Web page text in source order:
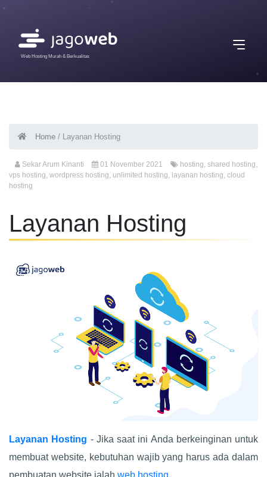
Web Hosting Murah & Berkualitas
Home / Layanan Hosting
Sekar Arum Kinanti 01 November 2021 hosting, shared hosting,
vps hosting, wordpress hosting, unlimited hosting, layanan hosting, cloud
hosting
Layanan Hosting
Layanan Hosting - Jika saat ini Anda berkeinginan untuk
membuat website, kebutuhan wajib yang harus ada dalam